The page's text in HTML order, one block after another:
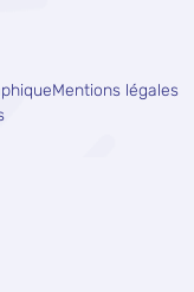
Mentions légales